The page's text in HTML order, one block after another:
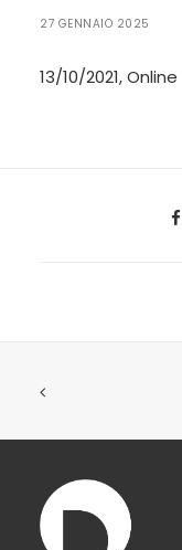
27 GENNAIO 2025
13/10/2021, Online